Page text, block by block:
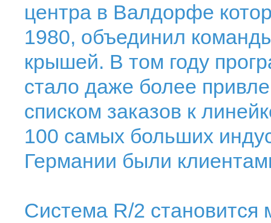
центра в Валдорфе
1980, объединил
крышей. В том году
стало даже более
списком заказов к
100 самых больших
Германии были
Система R/2 становится